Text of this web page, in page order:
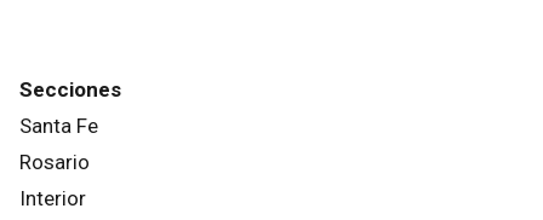
Secciones
Santa Fe
Rosario
Interior